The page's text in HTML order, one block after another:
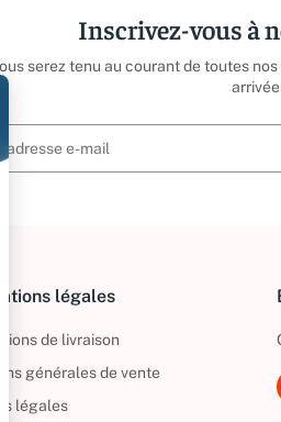
Inscrivez-vous à
serez tenu au courant de toutes
légales
de livraison
générales de vente
légales